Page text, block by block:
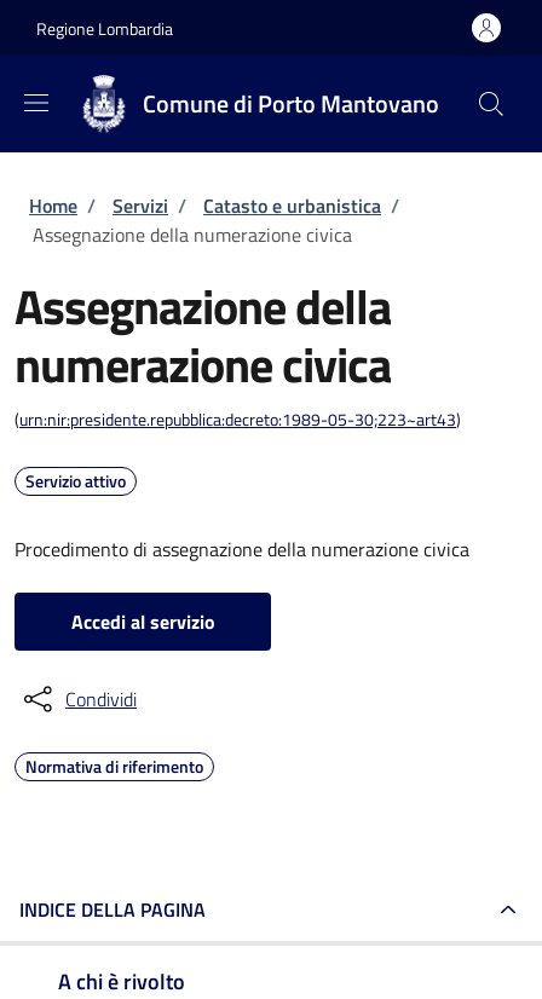
Regione Lombardia
Comune di Porto Mantovano
Briciole di pane
Home / Servizi / Catasto e urbanistica /
Assegnazione della numerazione civica
Assegnazione della
numerazione civica
(urn:nir:presidente.repubblica:decreto:1989-05-30;223~art43)
Servizio attivo
Procedimento di assegnazione della numerazione civica
Accedi al servizio
Condividi
Normativa di riferimento
INDICE DELLA PAGINA
A chi è rivolto